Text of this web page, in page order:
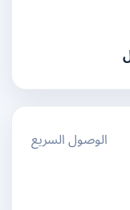
الوصول السريع